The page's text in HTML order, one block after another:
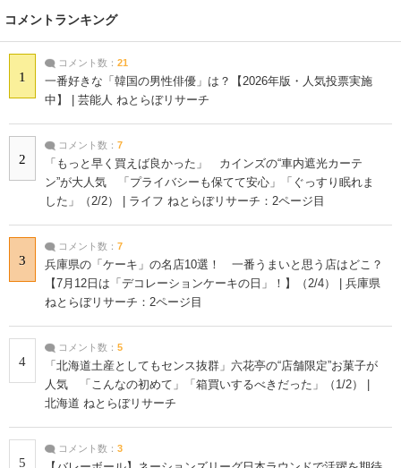
コメントランキング
1
コメント数： 21
一番好きな「韓国の男性俳優」は？【2026年版・人気投票実施
中】 | 芸能人 ねとらぼリサーチ
2
コメント数： 7
「もっと早く買えば良かった」 カインズの“車内遮光カーテ
ン”が大人気 「プライバシーも保てて安心」「ぐっすり眠れま
した」（2/2） | ライフ ねとらぼリサーチ：2ページ目
3
コメント数： 7
兵庫県の「ケーキ」の名店10選！ 一番うまいと思う店はどこ？
【7月12日は「デコレーションケーキの日」！】（2/4） | 兵庫県
ねとらぼリサーチ：2ページ目
4
コメント数： 5
「北海道土産としてもセンス抜群」六花亭の“店舗限定”お菓子が
人気 「こんなの初めて」「箱買いするべきだった」（1/2） |
北海道 ねとらぼリサーチ
5
コメント数： 3